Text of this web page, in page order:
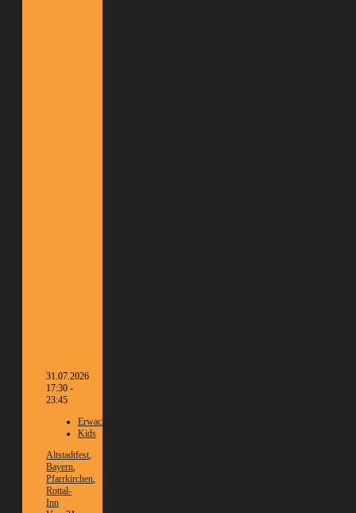
31.07.2026
17:30 -
23:45
Erwachsene
Kids
Altstadtfest
Bayern
Pfarrkirchen
Rottal-
Inn